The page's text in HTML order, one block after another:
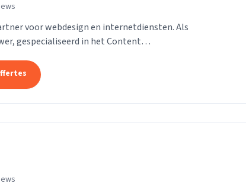
voor webdesign en internetdiensten. Als
gespecialiseerd in het Content